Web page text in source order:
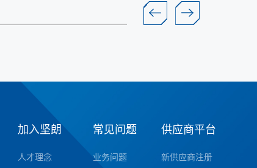
加入坚朗
人才理念
常见问题
业务问题
供应商平台
新供应商注册